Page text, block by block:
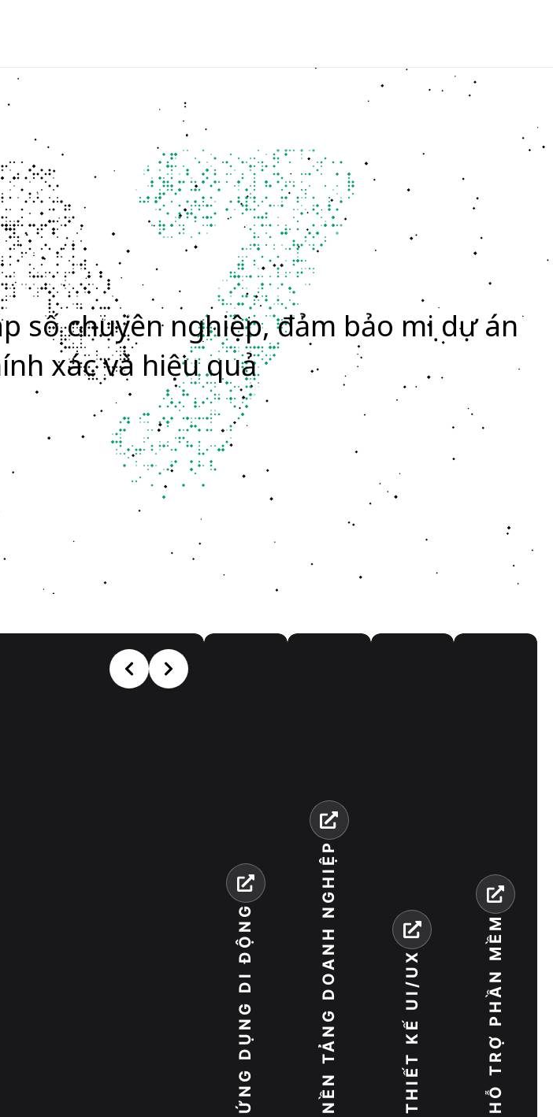
nền tảng SaaS đột phá Phát triển phần mềm theo yêu cầu
Độ|
chuyên nghiệp, đảm bảo mọi dự án
xác và hiệu quả
ỨNG DỤNG DI ĐỘNG NỀN TẢNG DOANH NGHIỆP THIẾT KẾ UI/UX HỖ TRỢ PHẦN MỀM